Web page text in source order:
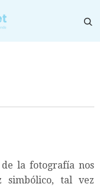
la fotografía nos
simbólico, tal vez